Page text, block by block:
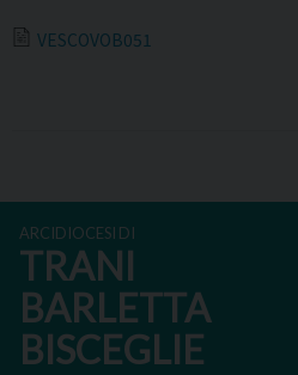
VESCOVOB051
ARCIDIOCESI DI
TRANI
BARLETTA
BISCEGLIE